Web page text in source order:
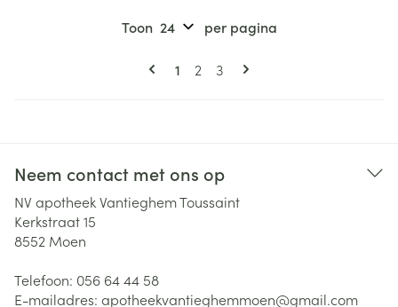
Pagina's
U lees momenteel pagina
1 Pagina
2 Pagina
3
Toon per pagina
Neem contact met ons op
NV apotheek Vantieghem Toussaint
Kerkstraat 15
8552 Moen
Telefoon: 056 64 44 58
E-mailadres: apotheekvantieghemmoen@gmail.com